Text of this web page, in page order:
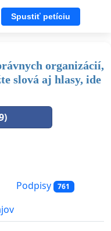
Spustiť petíciu
organizácií,
slová aj hlasy, ide
Podpisy 761